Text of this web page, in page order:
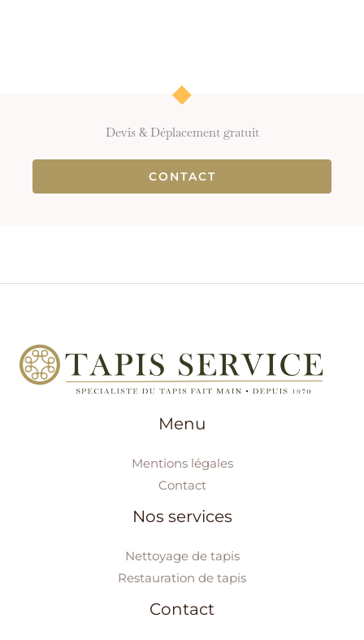
Devis & Déplacement gratuit
CONTACT
Menu
Mentions légales
Contact
Nos services
Nettoyage de tapis
Restauration de tapis
Contact